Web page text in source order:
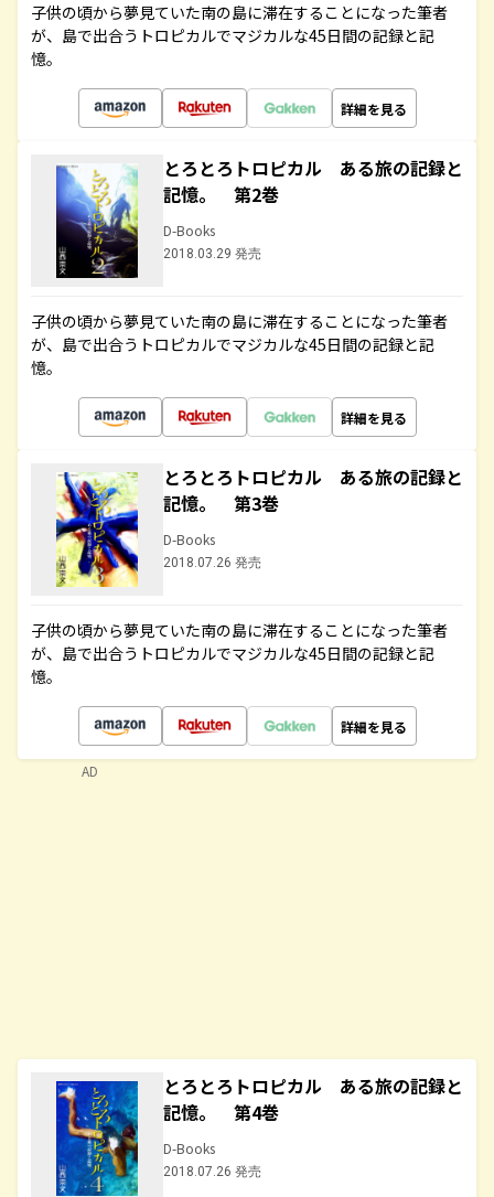
子供の頃から夢見ていた南の島に滞在することになった筆者
が、島で出合うトロピカルでマジカルな45日間の記録と記
憶。
詳細を見る
とろとろトロピカル ある旅の記録と
記憶。 第2巻
D-Books
2018.03.29 発売
子供の頃から夢見ていた南の島に滞在することになった筆者
が、島で出合うトロピカルでマジカルな45日間の記録と記
憶。
詳細を見る
とろとろトロピカル ある旅の記録と
記憶。 第3巻
D-Books
2018.07.26 発売
子供の頃から夢見ていた南の島に滞在することになった筆者
が、島で出合うトロピカルでマジカルな45日間の記録と記
憶。
詳細を見る
とろとろトロピカル ある旅の記録と
記憶。 第4巻
D-Books
2018.07.26 発売
AD